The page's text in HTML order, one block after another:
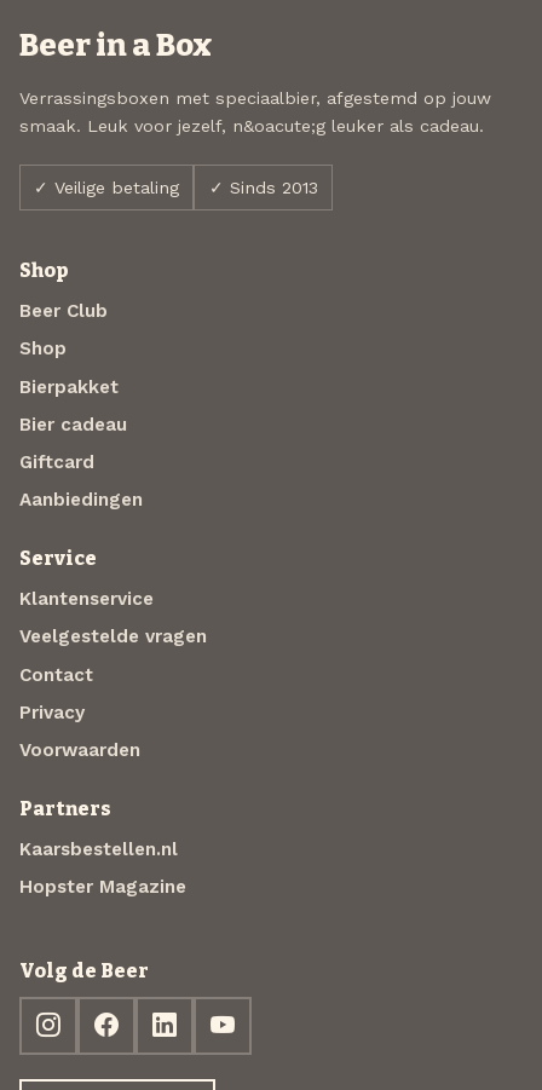
Beer in a Box
Verrassingsboxen met speciaalbier, afgestemd op jouw
smaak. Leuk voor jezelf, n&oacute;g leuker als cadeau.
✓ Veilige betaling ✓ Sinds 2013
Shop
Beer Club
Shop
Bierpakket
Bier cadeau
Giftcard
Aanbiedingen
Service
Klantenservice
Veelgestelde vragen
Contact
Privacy
Voorwaarden
Partners
Kaarsbestellen.nl
Hopster Magazine
Volg de Beer